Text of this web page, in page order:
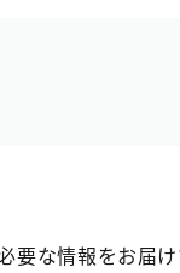
要な情報をお届